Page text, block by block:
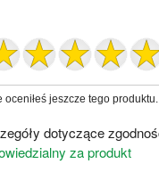
oceniłeś jeszcze tego produktu.
dotyczące
za produkt